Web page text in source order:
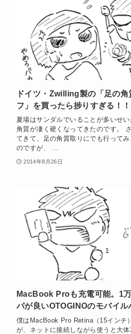
ドイツ・Zwilling製の「足の角
フ」を買ったら捗りすぎる！！
夏場はサンダルでいることが多いせ
角質が凄く硬くなってきたのです。
てきて、足の角質取りにでも行って
のですが、 ...
2014年8月26日
MacBook Proも充電可能。1
パが良いOTOGINOのモバイル
僕はMacBook Pro Retina（15インチ
が、ネットに接続しながら使うと大